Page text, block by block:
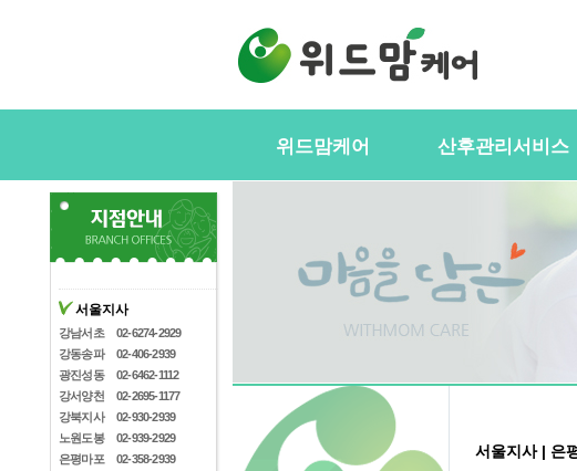
위드맘케어
지사모집
산후관리사모집
산후관리서비스
스
산후관리사 업무
서울지사
강남서초
02-6274-2929
강동송파
02-406-2939
광진성동
02-6462-1112
강서양천
02-2695-1177
강북지사
02-930-2939
노원도봉
02-939-2929
은평마포
02-358-2939
서울지사 | 은